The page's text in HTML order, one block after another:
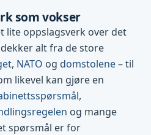
som vokser
lite oppslagsverk over det
alt fra de store
, NATO ogdomstolene– til
likevel kan gjøre en
,
og mange
spørsmål er for